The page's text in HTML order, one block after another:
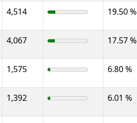
4,514 19.50 %
4,067 17.57 %
1,575 6.80 %
1,392 6.01 %